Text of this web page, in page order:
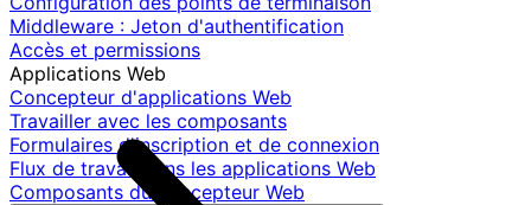
Middleware : Jeton d'authentification
Accès et permissions
Applications Web
Concepteur d'applications Web
Travailler avec les composants
Formulaires d'inscription et de connexion
Flux de travail dans les applications Web
Composants du concepteur Web